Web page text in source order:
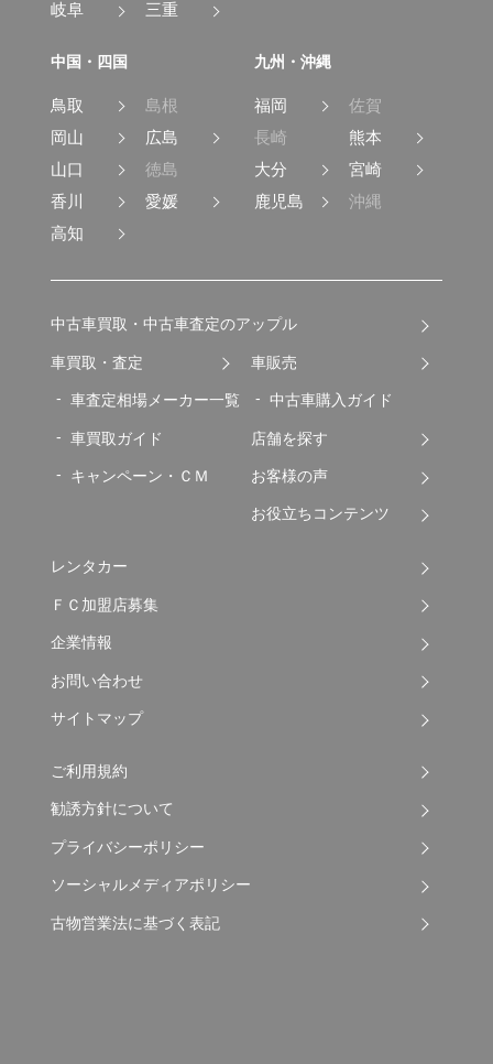
岐阜
三重
中国・四国
鳥取
島根
岡山
広島
山口
徳島
香川
愛媛
高知
九州・沖縄
福岡
佐賀
長崎
熊本
大分
宮崎
鹿児島
沖縄
中古車買取・中古車査定のアップル
車買取・査定
車査定相場メーカー一覧
車買取ガイド
キャンペーン・ＣＭ
車販売
中古車購入ガイド
店舗を探す
お客様の声
お役立ちコンテンツ
レンタカー
ＦＣ加盟店募集
企業情報
お問い合わせ
サイトマップ
ご利用規約
勧誘方針について
プライバシーポリシー
ソーシャルメディアポリシー
古物営業法に基づく表記